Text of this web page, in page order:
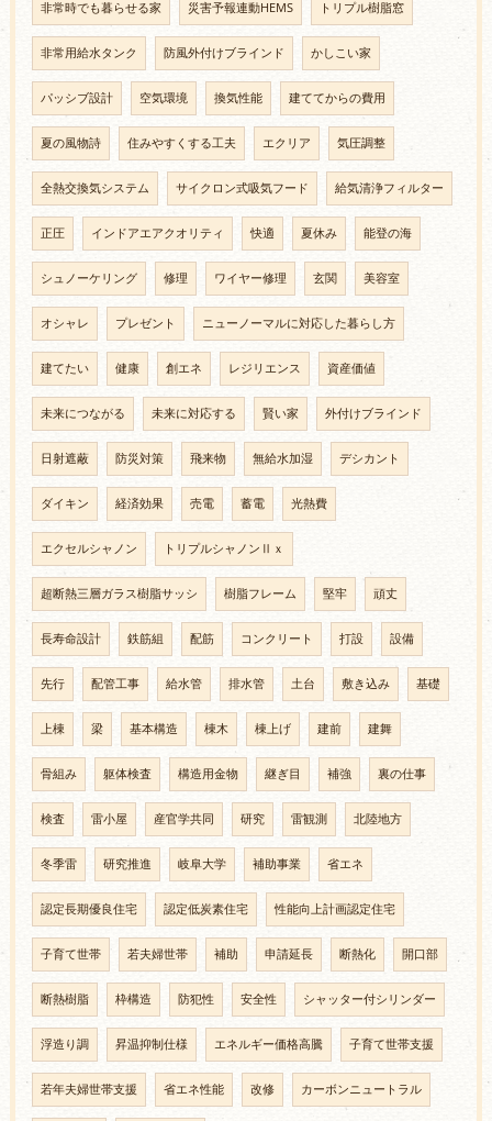
非常時でも暮らせる家 災害予報連動HEMS トリプル樹脂窓
非常用給水タンク 防風外付けブラインド かしこい家
パッシブ設計 空気環境 換気性能 建ててからの費用
夏の風物詩 住みやすくする工夫 エクリア 気圧調整
全熱交換気システム サイクロン式吸気フード 給気清浄フィルター
正圧 インドアエアクオリティ 快適 夏休み 能登の海
シュノーケリング 修理 ワイヤー修理 玄関 美容室
オシャレ プレゼント ニューノーマルに対応した暮らし方
建てたい 健康 創エネ レジリエンス 資産価値
未来につながる 未来に対応する 賢い家 外付けブラインド
日射遮蔽 防災対策 飛来物 無給水加湿 デシカント
ダイキン 経済効果 売電 蓄電 光熱費
エクセルシャノン トリプルシャノンⅡｘ
超断熱三層ガラス樹脂サッシ 樹脂フレーム 堅牢 頑丈
長寿命設計 鉄筋組 配筋 コンクリート 打設 設備
先行 配管工事 給水管 排水管 土台 敷き込み 基礎
上棟 梁 基本構造 棟木 棟上げ 建前 建舞
骨組み 躯体検査 構造用金物 継ぎ目 補強 裏の仕事
検査 雷小屋 産官学共同 研究 雷観測 北陸地方
冬季雷 研究推進 岐阜大学 補助事業 省エネ
認定長期優良住宅 認定低炭素住宅 性能向上計画認定住宅
子育て世帯 若夫婦世帯 補助 申請延長 断熱化 開口部
断熱樹脂 枠構造 防犯性 安全性 シャッター付シリンダー
浮造り調 昇温抑制仕様 エネルギー価格高騰 子育て世帯支援
若年夫婦世帯支援 省エネ性能 改修 カーボンニュートラル